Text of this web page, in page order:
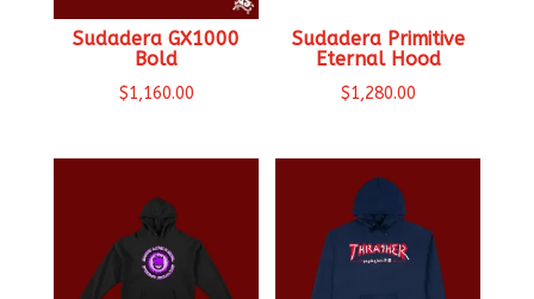
Sudadera GX1000
Bold
$1,160.00
Sudadera Primitive
Eternal Hood
$1,280.00